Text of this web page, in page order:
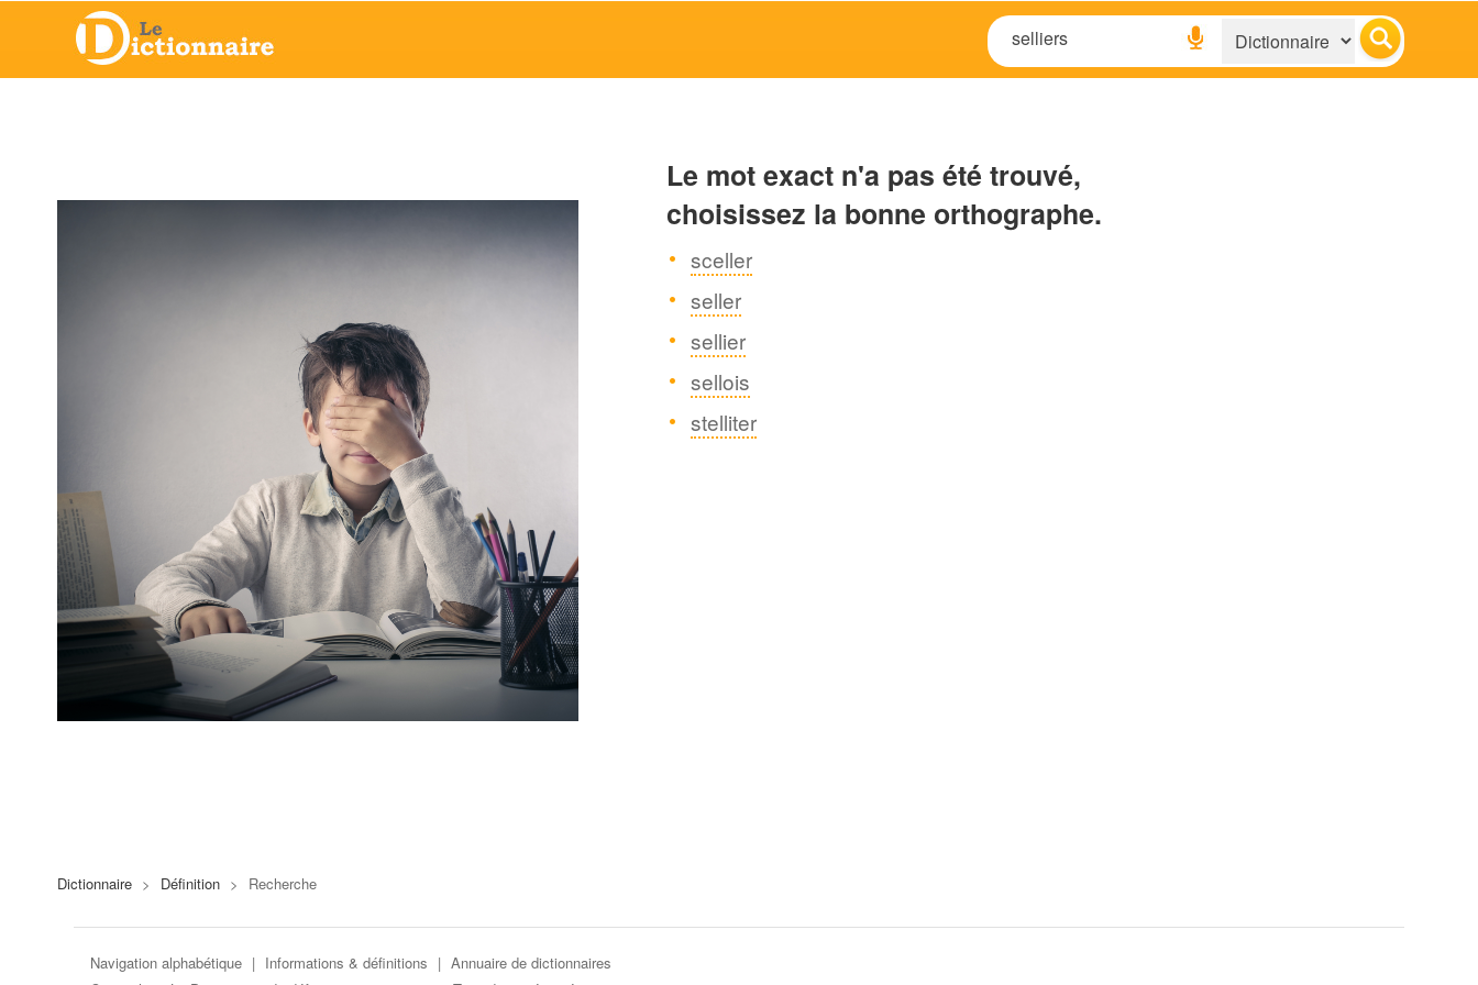
Le mot exact n'a pas été trouvé,
choisissez la bonne orthographe.
sceller
seller
sellier
sellois
stelliter
Dictionnaire > Définition > Recherche
Navigation alphabétique | Informations & définitions | Annuaire de dictionnaires